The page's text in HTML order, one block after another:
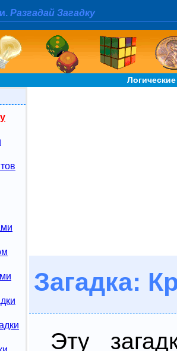
Разгадай Загадку
Загадка:
Эту